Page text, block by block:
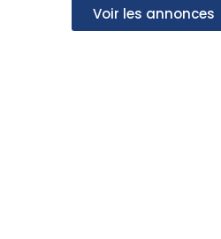
Voir les annonces